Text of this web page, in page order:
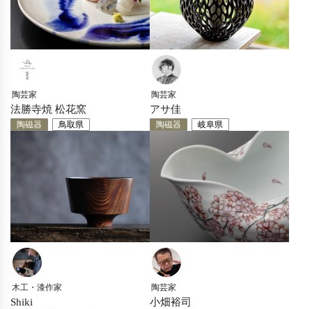
陶芸家
法勝寺焼 松花窯
陶磁器 鳥取県
陶芸家
アサ佳
陶磁器 岐阜県
木工・漆作家
Shiki
陶芸家
小畑裕司